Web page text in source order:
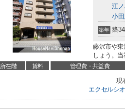
江
小
築年 築
藤沢市や
しょう。
所在階 賃料 管理費・共益費
現
エクセルシ